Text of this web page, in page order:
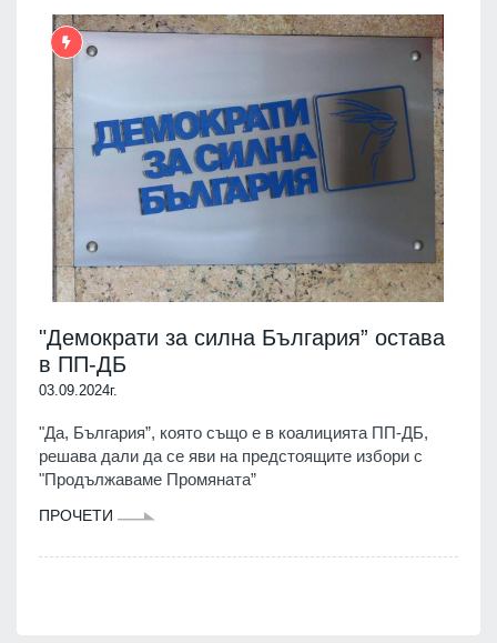
"Демократи за силна България” остава
в ПП-ДБ
03.09.2024г.
"Да, България”, която също е в коалицията ПП-ДБ,
решава дали да се яви на предстоящите избори с
"Продължаваме Промяната”
ПРОЧЕТИ